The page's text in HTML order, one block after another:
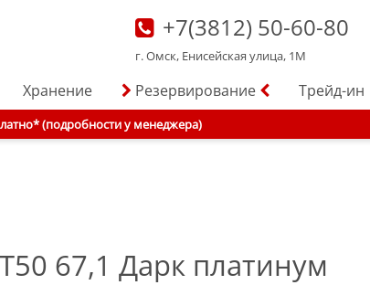
+7(3812) 50-60-80
г. Омск, Енисейская улица, 1М
Хранение Резервирование Трейд-ин
(подробности у менеджера)
67,1 Дарк платинум